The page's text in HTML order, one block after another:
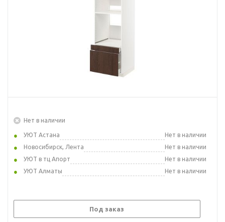
Нет в наличии
УЮТ Астана
Нет в наличии
Новосибирск, Лента
Нет в наличии
УЮТ в тц Апорт
Нет в наличии
УЮТ Алматы
Нет в наличии
Под заказ